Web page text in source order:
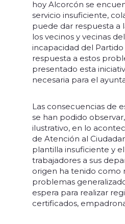
hoy Alcorcón se
servicio insuficiente,
puede dar respuesta a
los vecinos y vecinas
incapacidad del
respuesta a estos
presentado esta
necesaria para el
Las consecuencias de
se han podido
ilustrativo, en lo
de Atención al
plantilla insuficiente y
trabajadores a sus
origen ha tenido como
problemas
espera para realizar
certificados,